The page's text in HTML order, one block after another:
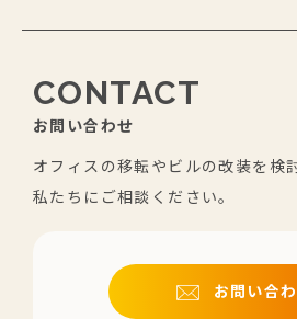
CONTACT
お問い合わせ
オフィスの移転やビルの改装を検
私たちにご相談ください。
お問い合